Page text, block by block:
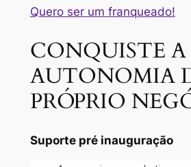
Quero ser um franqueado!
CONQUISTE A
AUTONOMIA
PRÓPRIO
Suporte pré inauguração